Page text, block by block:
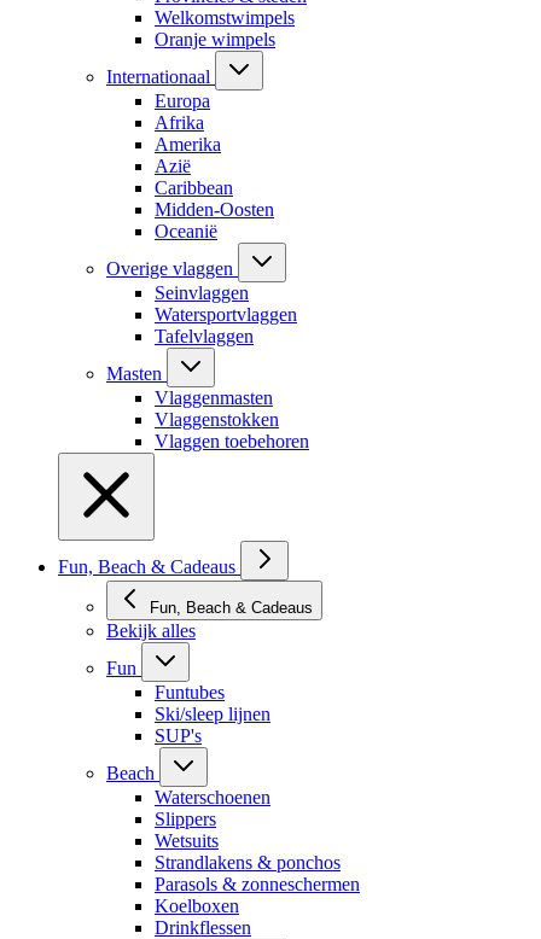
Welkomstwimpels
Oranje wimpels
Internationaal
Europa
Afrika
Amerika
Azië
Caribbean
Midden-Oosten
Oceanië
Overige vlaggen
Seinvlaggen
Watersportvlaggen
Tafelvlaggen
Masten
Vlaggenmasten
Vlaggenstokken
Vlaggen toebehoren
Fun, Beach & Cadeaus
Fun, Beach & Cadeaus
Bekijk alles
Fun
Funtubes
Ski/sleep lijnen
SUP's
Beach
Waterschoenen
Slippers
Wetsuits
Strandlakens & ponchos
Parasols & zonneschermen
Koelboxen
Drinkflessen